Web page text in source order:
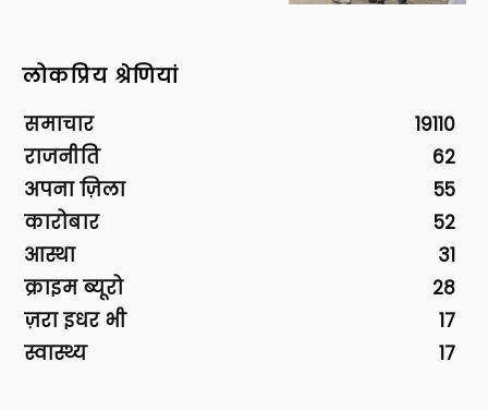
लोकप्रिय श्रेणियां
समाचार
19110
राजनीति
62
अपना ज़िला
55
कारोबार
52
आस्था
31
क्राइम ब्यूरो
28
ज़रा इधर भी
17
स्वास्थ्य
17